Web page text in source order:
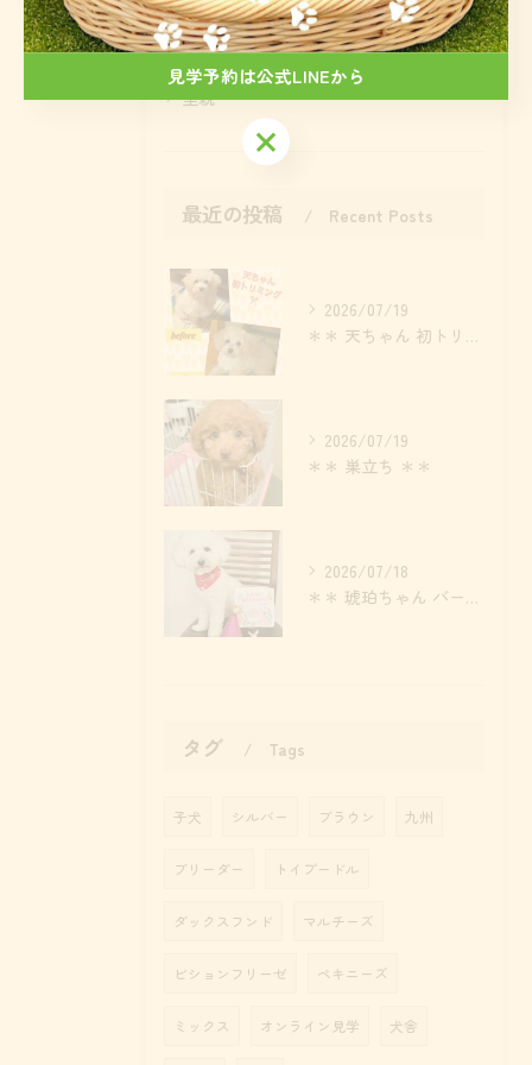
見学
直販
里親
最近の投稿 Recent Posts
2026/07/19
＊＊ 天ちゃん 初トリミング ＊＊
2026/07/19
＊＊ 巣立ち ＊＊
2026/07/18
＊＊ 琥珀ちゃん バースデー ＊＊
タグ Tags
子犬 シルバー ブラウン 九州
ブリーダー トイプードル
ダックスフンド マルチーズ
ビションフリーゼ ペキニーズ
ミックス オンライン見学 犬舎
見学予約は公式LINEから
見学予約は公式LINEから